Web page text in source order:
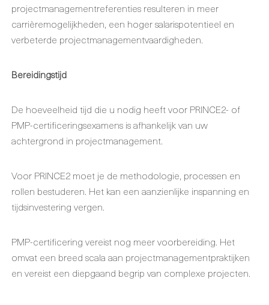
projectmanagementreferenties resulteren in meer
carrièremogelijkheden, een hoger salarispotentieel en
verbeterde projectmanagementvaardigheden.
Bereidingstijd
De hoeveelheid tijd die u nodig heeft voor PRINCE2- of
PMP-certificeringsexamens is afhankelijk van uw
achtergrond in projectmanagement.
Voor PRINCE2 moet je de methodologie, processen en
rollen bestuderen. Het kan een aanzienlijke inspanning en
tijdsinvestering vergen.
PMP-certificering vereist nog meer voorbereiding. Het
omvat een breed scala aan projectmanagementpraktijken
en vereist een diepgaand begrip van complexe projecten.